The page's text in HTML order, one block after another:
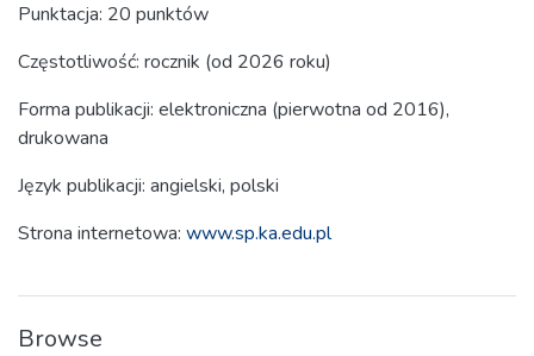
Punktacja: 20 punktów
Częstotliwość: rocznik (od 2026 roku)
Forma publikacji: elektroniczna (pierwotna od 2016),
drukowana
Język publikacji: angielski, polski
Strona internetowa: www.sp.ka.edu.pl
Browse